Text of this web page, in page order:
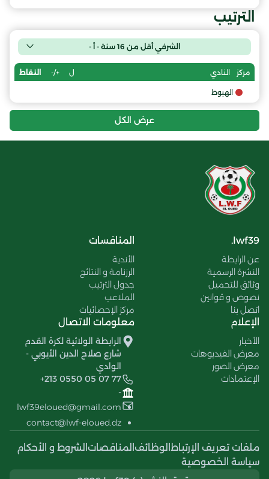
الترتيب
الشرفي أقل من 16 سنة - أ -
مركز النادي ل +/- النقاط
الهبوط
عرض الكل
lwf39.
عن الرابطة
النشرة الرسمية
وثائق للتحميل
نصوص و قوانين
اتصل بنا
المنافسات
الأندية
الرزنامة و النتائج
جدول الترتيب
الملاعب
مركز الإحصائيات
الإعلام
الأخبار
معرض الفيديوهات
معرض الصور
الإعتمادات
معلومات الاتصال
الرابطة الولائية لكرة القدم
شارع صلاح الدين الأيوبي -
الوادي
+213 0550 05 07 77
-
lwf39eloued@gmail.com
contact@lwf-eloued.dz
ملفات تعريف الإرتباط الوظائف المناقصات الشروط و الأحكام
سياسة الخصوصية